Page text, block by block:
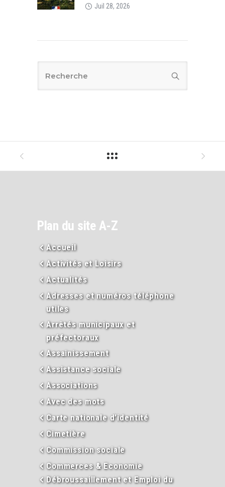
Juil 28, 2026
Plan du site A-Z
Accueil
Activités et Loisirs
Actualités
Adresses et numéros téléphone
utiles
Arrêtés municipaux et
préfectoraux
Assainissement
Assistance sociale
Associations
Avec des mots
Carte nationale d’identité
Cimetière
Commission sociale
Commerces & Economie
Débroussaillement et Emploi du